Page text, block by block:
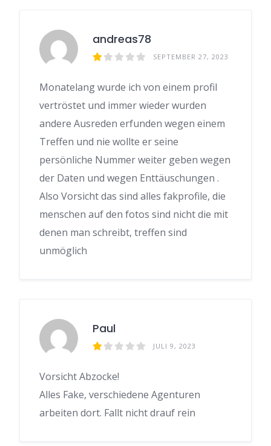
andreas78
SEPTEMBER 27, 2023
Monatelang wurde ich von einem profil
vertröstet und immer wieder wurden
andere Ausreden erfunden wegen einem
Treffen und nie wollte er seine
persönliche Nummer weiter geben wegen
der Daten und wegen Enttäuschungen .
Also Vorsicht das sind alles fakprofile, die
menschen auf den fotos sind nicht die mit
denen man schreibt, treffen sind
unmöglich
Paul
JULI 9, 2023
Vorsicht Abzocke!
Alles Fake, verschiedene Agenturen
arbeiten dort. Fallt nicht drauf rein